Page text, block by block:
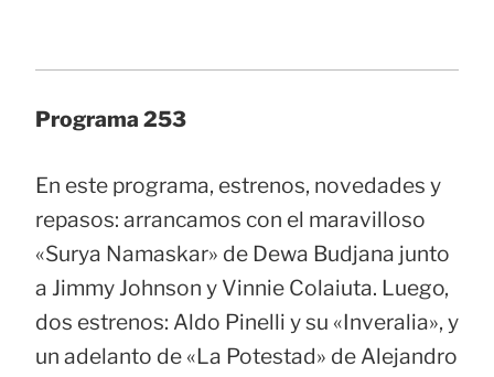
Programa 253
En este programa, estrenos, novedades y
repasos: arrancamos con el maravilloso
«Surya Namaskar» de Dewa Budjana junto
a Jimmy Johnson y Vinnie Colaiuta. Luego,
dos estrenos: Aldo Pinelli y su «Inveralia», y
un adelanto de «La Potestad» de Alejandro